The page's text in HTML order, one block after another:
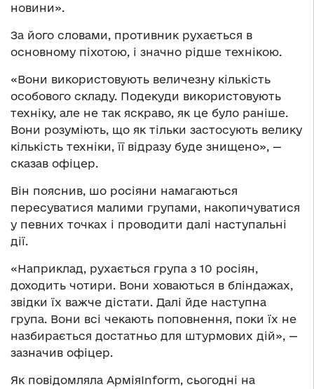
новини».
За його словами, противник рухається в
основному піхотою, і значно рідше технікою.
«Вони використовують величезну кількість
особового складу. Подекуди використовують
техніку, але не так яскраво, як це було раніше.
Вони розуміють, що як тільки застосують велику
кількість техніки, її відразу буде знищено», —
сказав офіцер.
Він пояснив, шо росіяни намагаються
пересуватися малими групами, накопичуватися
у певних точках і проводити далі наступальні
дії.
«Наприклад, рухається група з 10 росіян,
доходить чотири. Вони ховаються в бліндажах,
звідки їх важче дістати. Далі йде наступна
група. Вони всі чекають поповнення, поки їх не
назбирається достатньо для штурмових дій», —
зазначив офіцер.
Як повідомляла АрміяInform, сьогодні на